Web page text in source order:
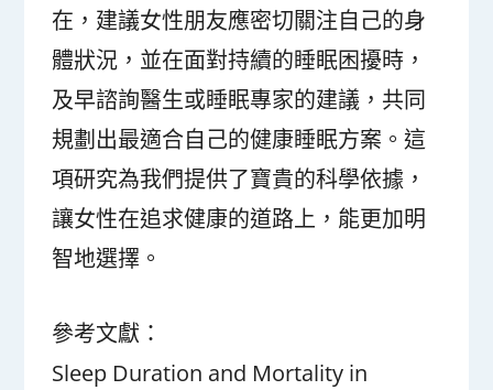
在，建議女性朋友應密切關注自己的身
體狀況，並在面對持續的睡眠困擾時，
及早諮詢醫生或睡眠專家的建議，共同
規劃出最適合自己的健康睡眠方案。這
項研究為我們提供了寶貴的科學依據，
讓女性在追求健康的道路上，能更加明
智地選擇。
參考文獻：
Sleep Duration and Mortality in